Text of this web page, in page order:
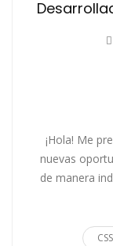
¡Hola! Me
nuevas
de manera
CSS